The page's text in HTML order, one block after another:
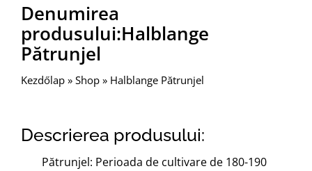
Denumirea
produsului:Halblange
Pătrunjel
Kezdőlap » Shop » Halblange Pătrunjel
Descrierea produsului:
Pătrunjel: Perioada de cultivare de 180-190